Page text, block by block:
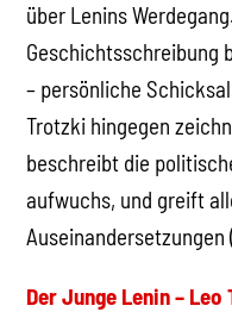
über Lenins
Geschichtsschreibung
– persönliche
Trotzki hingegen
beschreibt die
aufwuchs, und greift
Der Junge Lenin – Leo